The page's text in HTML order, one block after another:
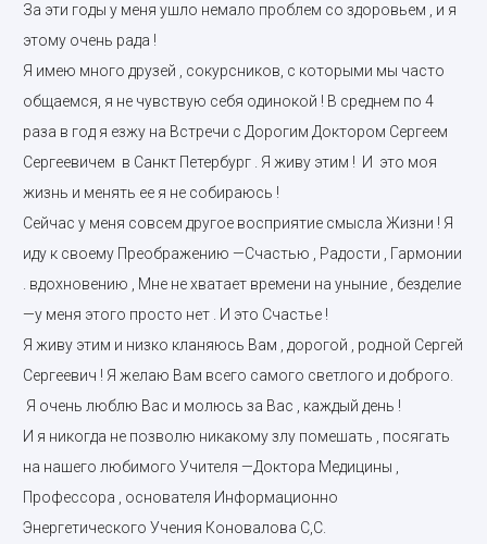
За эти годы у меня ушло немало проблем со здоровьем , и я
этому очень рада !
Я имею много друзей , сокурсников, с которыми мы часто
общаемся, я не чувствую себя одинокой ! В среднем по 4
раза в год я езжу на Встречи с Дорогим Доктором Сергеем
Сергеевичем в Санкт Петербург . Я живу этим ! И это моя
жизнь и менять ее я не собираюсь !
Сейчас у меня совсем другое восприятие смысла Жизни ! Я
иду к своему Преображению —Счастью , Радости , Гармонии
. вдохновению , Мне не хватает времени на уныние , безделие
—у меня этого просто нет . И это Счастье !
Я живу этим и низко кланяюсь Вам , дорогой , родной Сергей
Сергеевич ! Я желаю Вам всего самого светлого и доброго.
Я очень люблю Вас и молюсь за Вас , каждый день !
И я никогда не позволю никакому злу помешать , посягать
на нашего любимого Учителя —Доктора Медицины ,
Профессора , основателя Информационно
Энергетического Учения Коновалова С,С.